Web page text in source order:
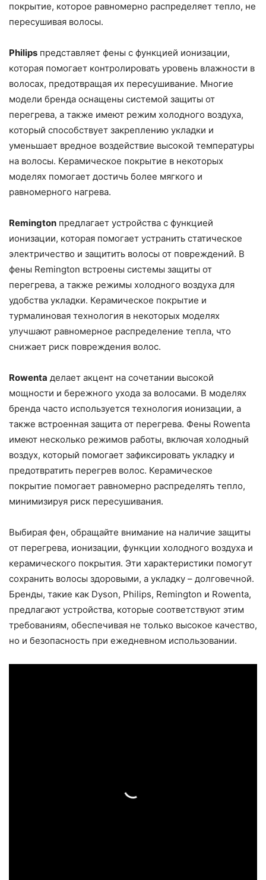
покрытие, которое равномерно распределяет тепло, не
пересушивая волосы.
Philips представляет фены с функцией ионизации,
которая помогает контролировать уровень влажности в
волосах, предотвращая их пересушивание. Многие
модели бренда оснащены системой защиты от
перегрева, а также имеют режим холодного воздуха,
который способствует закреплению укладки и
уменьшает вредное воздействие высокой температуры
на волосы. Керамическое покрытие в некоторых
моделях помогает достичь более мягкого и
равномерного нагрева.
Remington предлагает устройства с функцией
ионизации, которая помогает устранить статическое
электричество и защитить волосы от повреждений. В
фены Remington встроены системы защиты от
перегрева, а также режимы холодного воздуха для
удобства укладки. Керамическое покрытие и
турмалиновая технология в некоторых моделях
улучшают равномерное распределение тепла, что
снижает риск повреждения волос.
Rowenta делает акцент на сочетании высокой
мощности и бережного ухода за волосами. В моделях
бренда часто используется технология ионизации, а
также встроенная защита от перегрева. Фены Rowenta
имеют несколько режимов работы, включая холодный
воздух, который помогает зафиксировать укладку и
предотвратить перегрев волос. Керамическое
покрытие помогает равномерно распределять тепло,
минимизируя риск пересушивания.
Выбирая фен, обращайте внимание на наличие защиты
от перегрева, ионизации, функции холодного воздуха и
керамического покрытия. Эти характеристики помогут
сохранить волосы здоровыми, а укладку – долговечной.
Бренды, такие как Dyson, Philips, Remington и Rowenta,
предлагают устройства, которые соответствуют этим
требованиям, обеспечивая не только высокое качество,
но и безопасность при ежедневном использовании.